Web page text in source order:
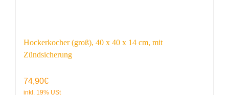
Hockerkocher (groß), 40 x 40 x 14 cm, mit
Zündsicherung
74,90€